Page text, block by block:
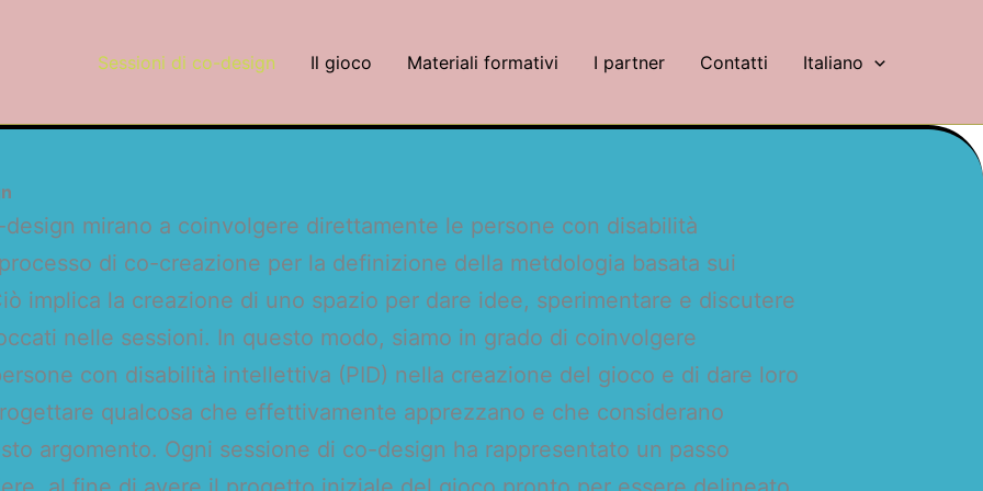
Sessioni di co-design Il gioco Materiali formativi I partner Contatti Italiano
mirano a coinvolgere direttamente le persone con disabilità
di co-creazione per la definizione della metdologia basata sui
implica la creazione di uno spazio per dare idee, sperimentare e discutere
nelle sessioni. In questo modo, siamo in grado di coinvolgere
con disabilità intellettiva (PID) nella creazione del gioco e di dare loro
qualcosa che effettivamente apprezzano e che considerano
argomento. Ogni sessione di co-design ha rappresentato un passo